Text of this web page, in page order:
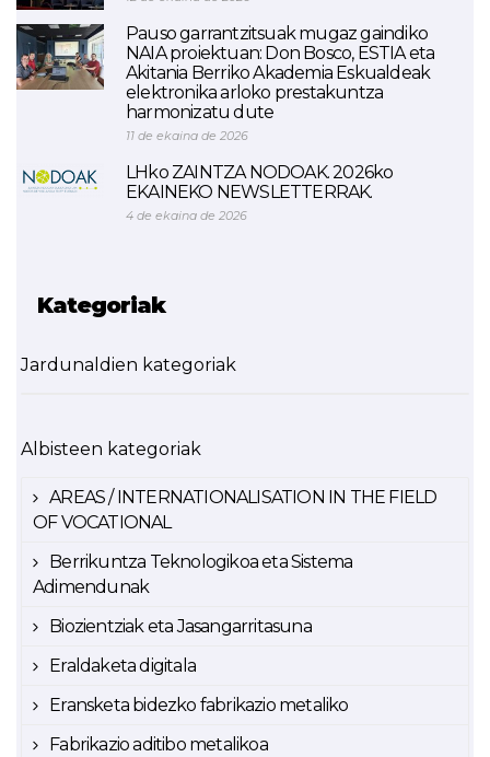
Pauso garrantzitsuak mugaz gaindiko
NAIA proiektuan: Don Bosco, ESTIA eta
Akitania Berriko Akademia Eskualdeak
elektronika arloko prestakuntza
harmonizatu dute
11 de ekaina de 2026
LHko ZAINTZA NODOAK. 2026ko
EKAINEKO NEWSLETTERRAK.
4 de ekaina de 2026
Kategoriak
Jardunaldien kategoriak
Albisteen kategoriak
AREAS / INTERNATIONALISATION IN THE FIELD
OF VOCATIONAL
Berrikuntza Teknologikoa eta Sistema
Adimendunak
Biozientziak eta Jasangarritasuna
Eraldaketa digitala
Eransketa bidezko fabrikazio metaliko
Fabrikazio aditibo metalikoa